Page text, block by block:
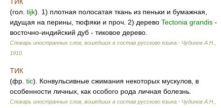
(гол. tijk). 1) плотная полосатая ткань из пеньки и бумажная,
идущая на перины, тюфяки и проч. 2) дерево Tectonia grandis -
восточно-индийский дуб - тиковое дерево.
Словарь иностранных слов, вошедших в состав русского языка.- Чудинов А.Н.
1910
ТИК
(фр. tic). Конвульсивные сжимания некоторых мускулов, в
особенности личных, как особого рода личная болезнь.
Словарь иностранных слов, вошедших в состав русского языка.- Чудинов А.Н.